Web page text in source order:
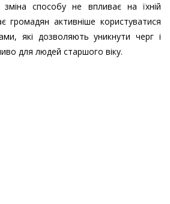
способу не впливає на їхній
громадян активніше користуватися
які дозволяють уникнути черг і
для людей старшого віку.